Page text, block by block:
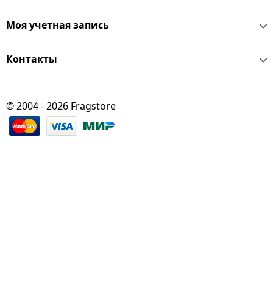
Моя учетная запись
Контакты
© 2004 - 2026 Fragstore